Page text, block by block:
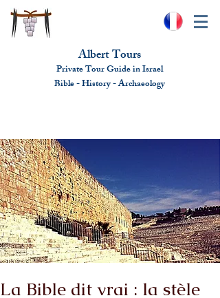
Albert Tours
Private Tour Guide in Israel
Bible - History - Archaeology
La Bible dit vrai : la stèle